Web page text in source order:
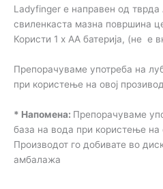
Ladyfinger е направен од тврда
свиленкаста мазна површина
Користи 1 x AA батерија, (не е
Препорачуваме употреба на
при користење на овој
* Напомена: Препорачуваме
база на вода при користење на
Производот го добивате во
амбалажа